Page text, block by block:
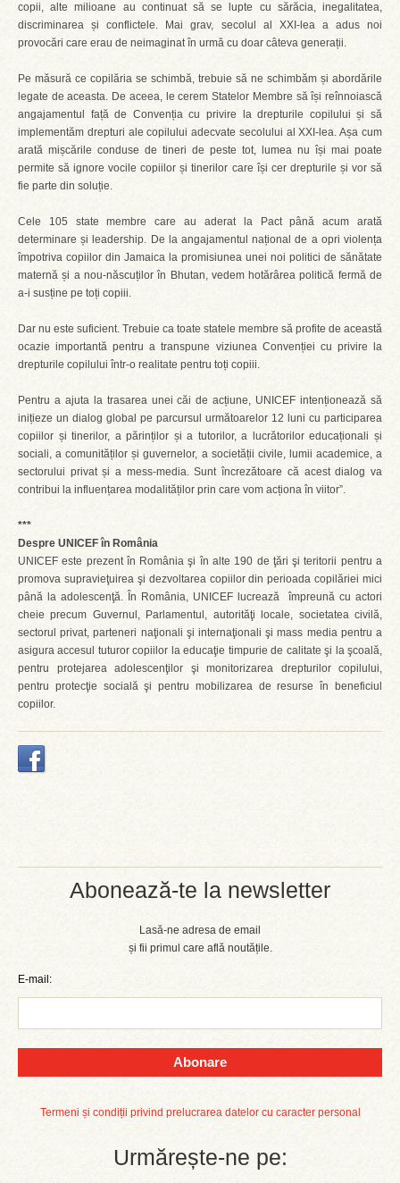
Abonează-te la newsletter
Lasă-ne adresa de email
și fii primul care află noutățile.
E-mail:
Abonare
Termeni și condiții privind prelucrarea datelor cu caracter personal
Urmărește-ne pe:
copii, alte milioane au continuat să se lupte cu sărăcia, inegalitatea,
discriminarea și conflictele. Mai grav, secolul al XXI-lea a adus noi
provocări care erau de neimaginat în urmă cu doar câteva generații.
Pe măsură ce copilăria se schimbă, trebuie să ne schimbăm și abordările
legate de aceasta. De aceea, le cerem Statelor Membre să își reînnoiască
angajamentul față de Convenția cu privire la drepturile copilului și să
implementăm drepturi ale copilului adecvate secolului al XXI-lea. Așa cum
arată mișcările conduse de tineri de peste tot, lumea nu își mai poate
permite să ignore vocile copiilor și tinerilor care își cer drepturile și vor să
fie parte din soluție.
Cele 105 state membre care au aderat la Pact până acum arată
determinare și leadership. De la angajamentul național de a opri violența
împotriva copiilor din Jamaica la promisiunea unei noi politici de sănătate
maternă și a nou-născuților în Bhutan, vedem hotărârea politică fermă de
a-i susține pe toți copiii.
Dar nu este suficient. Trebuie ca toate statele membre să profite de această
ocazie importantă pentru a transpune viziunea Convenției cu privire la
drepturile copilului într-o realitate pentru toți copiii.
Pentru a ajuta la trasarea unei căi de acțiune, UNICEF intenționează să
inițieze un dialog global pe parcursul următoarelor 12 luni cu participarea
copiilor și tinerilor, a părinților și a tutorilor, a lucrătorilor educaționali și
sociali, a comunităților și guvernelor, a societății civile, lumii academice, a
sectorului privat și a mess-media. Sunt încrezătoare că acest dialog va
contribui la influențarea modalităților prin care vom acționa în viitor”.
***
Despre UNICEF în România
UNICEF este prezent în România şi în alte 190 de ţări şi teritorii pentru a
promova supravieţuirea şi dezvoltarea copiilor din perioada copilăriei mici
până la adolescenţă. În România, UNICEF lucrează împreună cu actori
cheie precum Guvernul, Parlamentul, autorităţi locale, societatea civilă,
sectorul privat, parteneri naţionali şi internaţionali şi mass media pentru a
asigura accesul tuturor copiilor la educaţie timpurie de calitate şi la şcoală,
pentru protejarea adolescenţilor şi monitorizarea drepturilor copilului,
pentru protecţie socială şi pentru mobilizarea de resurse în beneficiul
copiilor.